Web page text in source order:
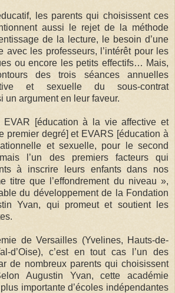
les parents qui choisissent ces
aussi le rejet de la méthode
de la lecture, le besoin d’une
avec les professeurs, l’intérêt pour les
ou encore les petits effectifs… Mais,
des trois séances annuelles
et sexuelle du sous-contrat
un argument en leur faveur.
EVAR [éducation à la vie affective et
premier degré] et EVARS [éducation à
et sexuelle, pour le second
l’un des premiers facteurs qui
à inscrire leurs enfants dans nos
titre que l’effondrement du niveau »,
du développement de la Fondation
Yvan, qui promeut et soutient les
de Versailles (Yvelines, Hauts-de-
d’Oise), c’est en tout cas l’un des
de nombreux parents qui choisissent
Augustin Yvan, cette académie
importante d’écoles indépendantes